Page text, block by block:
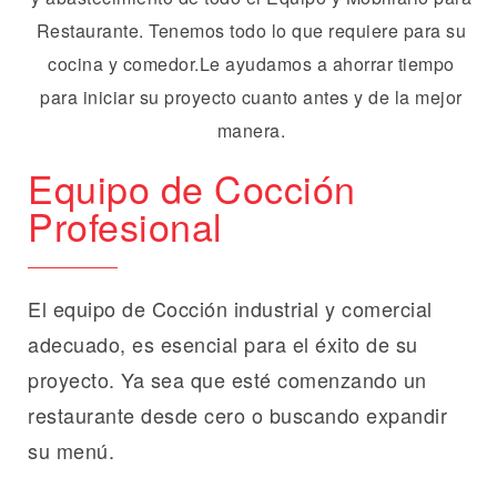
Equipo de Cocción
Profesional
El equipo de Cocción industrial y comercial
adecuado, es esencial para el éxito de su
proyecto. Ya sea que esté comenzando un
restaurante desde cero o buscando expandir
su menú.